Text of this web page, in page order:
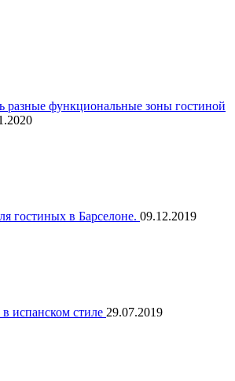
разные функциональные зоны гостиной
гостиных в Барселоне. 09.12.2019
испанском стиле 29.07.2019